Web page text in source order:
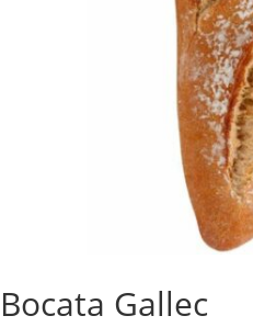
Bocata Gallec